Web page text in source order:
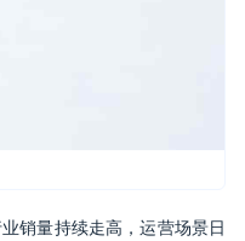
销量持续走高，运营场景日